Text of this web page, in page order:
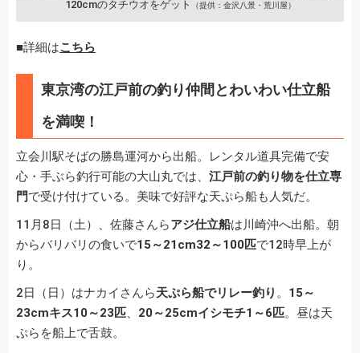
120cmのタチウオをゲット （提供：金沢八景・荒川屋）
■詳細はこちら
東京湾の江戸前の釣り仲間とわいわい仕立船
を満喫！
立会川駅そばの勝島運河から出船。レンタル道具完備で安
心・手ぶら釣行可能の大山丸では、 江戸前の釣り物を仕立専
門で受け付けている。美味で好評な天ぷら船も人気だ。
11月8日（土）、佐藤さんらアジ仕立船は川崎沖へ出船。朝
からバリバリの食いで15～21cm32～100匹で12時早上が
り。
2日（日）はナカイさんら天ぷら船でリレー釣り 。 15～
23cmキス10～23匹、 20～25cmイシモチ1～6匹。昼は天
ぷらを船上で舌鼓。